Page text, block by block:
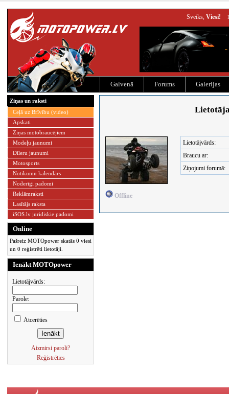
Sveiks, Viesi!
Galvenā Forums Galerijas
Ziņas un raksti
Ceļā uz Brīvību (video)
Apskati
Ziņas motobraucējiem
Modeļu jaunumi
Dīleru jaunumi
Motosports
Notikumu kalendārs
Noderīgi padomi
Reklāmraksti
Lasītājs raksta
iSOS.lv juridiskie padomi
Online
Pašreiz MOTOpower skatās 0 viesi
un 0 reģistrēti lietotāji.
Ienākt MOTOpower
Lietotājvārds:
Parole:
Atcerēties
Aizmirsi paroli?
Reģistrēties
Offline
Lietotājvārds:
Braucu ar:
Ziņojumi forumā: